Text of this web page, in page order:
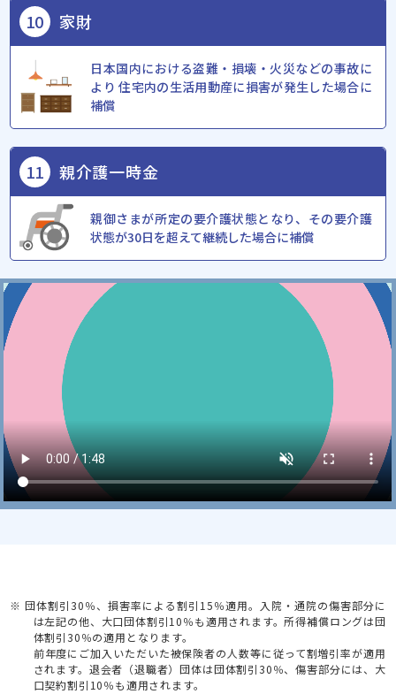
10 家財
⽇本国内における盗難・損壊・⽕災などの事故に
より 住宅内の⽣活⽤動産に損害が発⽣した場合に
補償
11 親介護一時金
親御さまが所定の要介護状態となり、その要介護
状態が30⽇を超えて継続した場合に補償
※ 団体割引30％、損害率による割引15％適用。入院・通院の傷害部分に
は左記の他、大口団体割引10％も適用されます。所得補償ロングは団
体割引30％の適用となります。
前年度にご加入いただいた被保険者の人数等に従って割増引率が適用
されます。退会者（退職者）団体は団体割引30％、傷害部分には、大
口契約割引10％も適用されます。